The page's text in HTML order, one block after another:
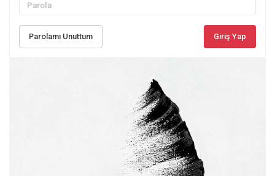
Parolamı Unuttum Giriş Yap